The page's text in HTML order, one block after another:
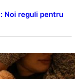
Noi reguli pentru
Trebuie Să Dormi
Asupra